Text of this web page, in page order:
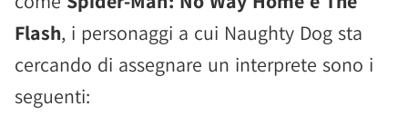
Flash, i personaggi a cui Naughty Dog sta
cercando di assegnare un interprete sono i
seguenti: